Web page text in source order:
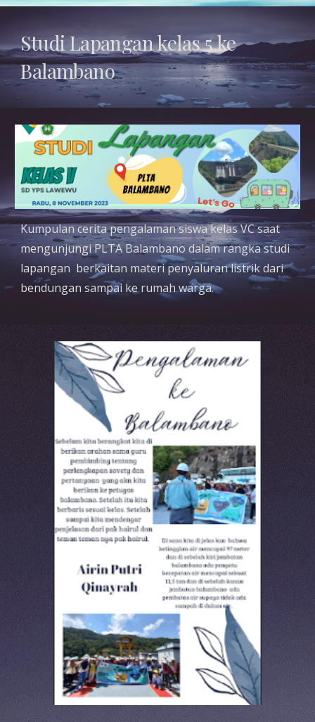
Studi Lapangan kelas 5 ke
Balambano
Kumpulan cerita pengalaman siswa kelas VC saat
mengunjungi PLTA Balambano dalam rangka studi
lapangan berkaitan materi penyaluran listrik dari
bendungan sampai ke rumah warga.